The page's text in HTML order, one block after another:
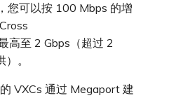
您可以按 100 Mbps 的增
高至 2 Gbps（超过 2
。
VXCs 通过 Megaport 建